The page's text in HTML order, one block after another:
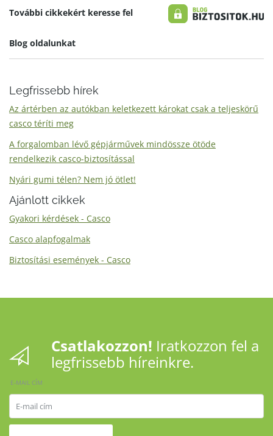
További cikkekért keresse fel
Blog oldalunkat
Legfrissebb hírek
Az ártérben az autókban keletkezett károkat csak a teljeskörű
casco téríti meg
A forgalomban lévő gépjárművek mindössze ötöde
rendelkezik casco-biztosítással
Nyári gumi télen? Nem jó ötlet!
Ajánlott cikkek
Gyakori kérdések - Casco
Casco alapfogalmak
Biztosítási események - Casco
Csatlakozzon! Iratkozzon fel a
legfrissebb híreinkre.
E-MAIL CÍM